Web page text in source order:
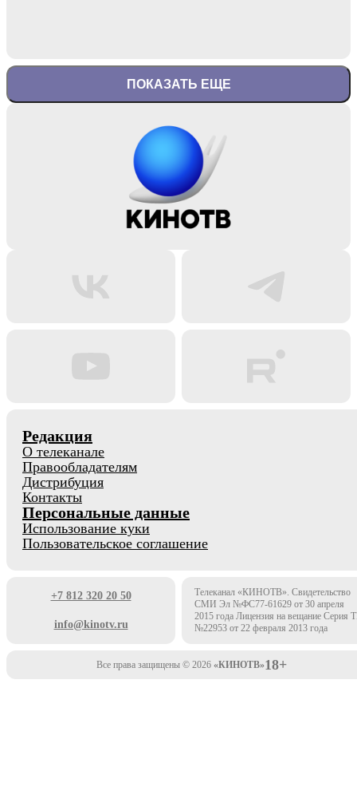
ПОКАЗАТЬ ЕЩЕ
Редакция
О телеканале
Правообладателям
Дистрибуция
Контакты
Персональные данные
Использование куки
Пользовательское соглашение
+7 812 320 20 50
info@kinotv.ru
Телеканал «КИНОТВ». Свидетельство
СМИ Эл №ФС77-61629 от 30 апреля
2015 года Лицензия на вещание Серия
№22953 от 22 февраля 2013 года
Все права защищены © 2026 «КИНОТВ»18+